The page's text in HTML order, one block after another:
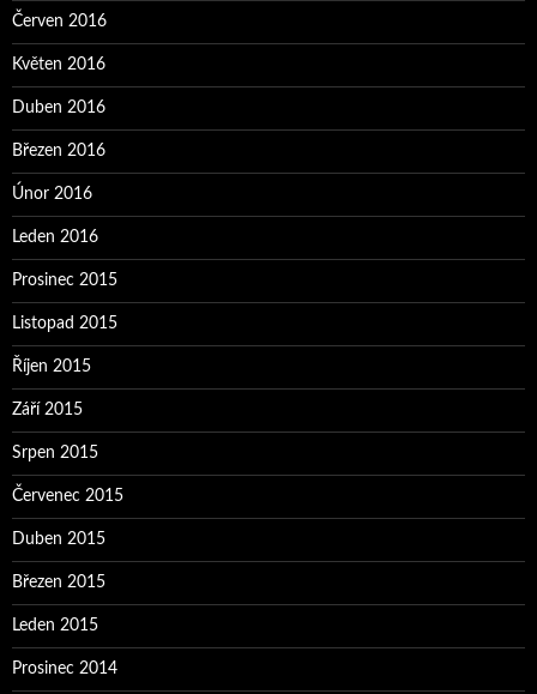
Červen 2016
Květen 2016
Duben 2016
Březen 2016
Únor 2016
Leden 2016
Prosinec 2015
Listopad 2015
Říjen 2015
Září 2015
Srpen 2015
Červenec 2015
Duben 2015
Březen 2015
Leden 2015
Prosinec 2014